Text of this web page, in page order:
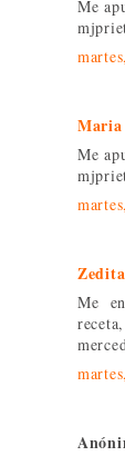
Me
Maria
Me
Me